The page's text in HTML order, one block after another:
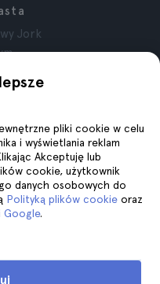
pliki cookie w celu
i wyświetlania reklam
Akceptuję lub
cookie, użytkownik
danych osobowych do
Polityką plików cookie oraz
Google.
Jork
do nas na